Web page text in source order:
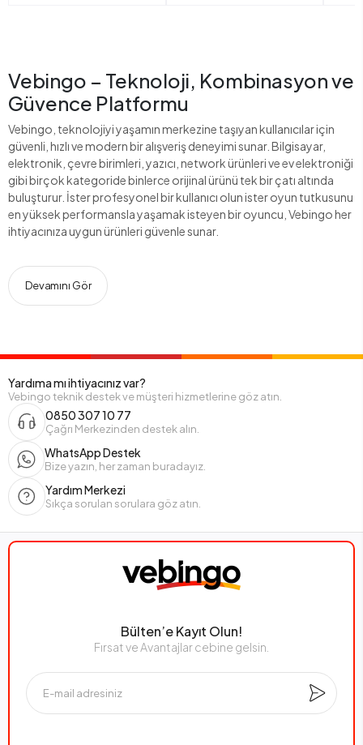
Vebingo – Teknoloji, Kombinasyon ve
Güvence Platformu
Vebingo, teknolojiyi yaşamın merkezine taşıyan kullanıcılar için
güvenli, hızlı ve modern bir alışveriş deneyimi sunar. Bilgisayar,
elektronik, çevre birimleri, yazıcı, network ürünleri ve ev elektroniği
gibi birçok kategoride binlerce orijinal ürünü tek bir çatı altında
buluşturur. İster profesyonel bir kullanıcı olun ister oyun tutkusunu
en yüksek performansla yaşamak isteyen bir oyuncu, Vebingo her
ihtiyacınıza uygun ürünleri güvenle sunar.
Devamını Gör
Yardıma mı ihtiyacınız var?
Vebingo teknik destek ve müşteri hizmetlerine göz atın.
0850 307 10 77
Çağrı Merkezinden destek alın.
WhatsApp Destek
Bize yazın, her zaman buradayız.
Yardım Merkezi
Sıkça sorulan sorulara göz atın.
Bülten’e Kayıt Olun!
Fırsat ve Avantajlar cebine gelsin.